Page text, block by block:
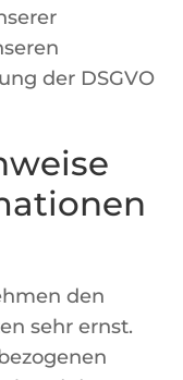
der DSGVO
den
sehr ernst.